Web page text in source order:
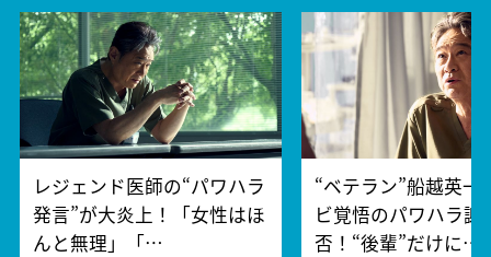
レジェンド医師の“パワハラ
発言”が大炎上！「女性はほ
んと無理」「…
“ベテラン”船越英一
ビ覚悟のパワハラ謝
否！“後輩”だけに…